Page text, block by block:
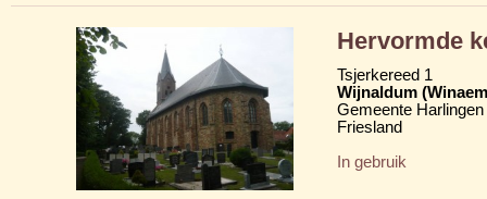
Hervormde
Tsjerkereed 1
Wijnaldum
Gemeente Harlingen
Friesland
In gebruik